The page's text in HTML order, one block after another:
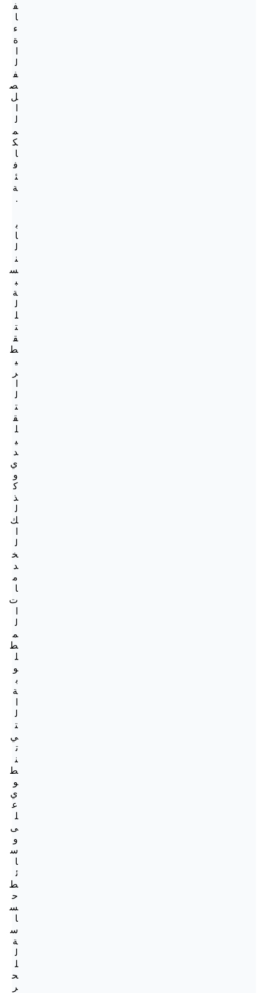
ف
ا
ء
ة
ل
ف
ص
ل
ل
م
ك
ا
ف
ئ
ة
.
ب
ا
ل
ن
س
ب
ة
ل
ل
ت
ق
ط
ي
ر
ل
ت
ق
ل
ي
د
ي
و
ك
ذ
ل
ك
ل
خ
د
م
ا
ت
ل
م
ط
ل
و
ب
ة
ل
ت
ي
ت
ن
ط
و
ي
ع
ل
ى
و
س
ا
ئ
ط
ح
س
ا
س
ة
ل
ل
ح
ر